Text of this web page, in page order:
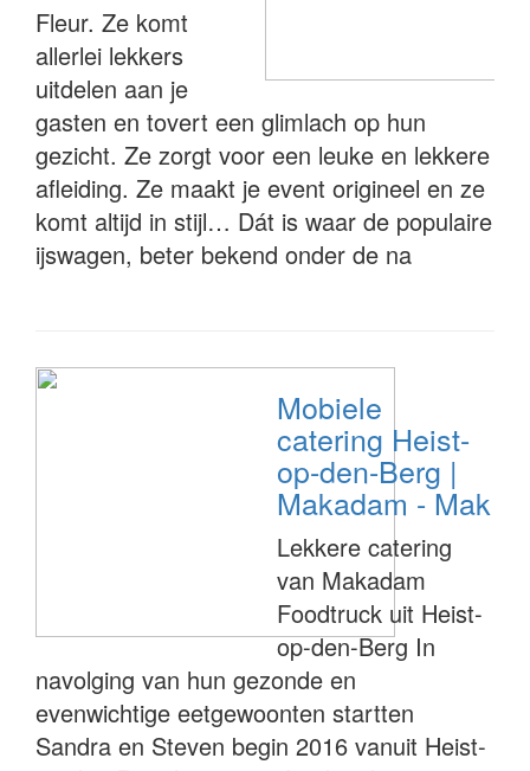
Fleur. Ze komt
allerlei lekkers
uitdelen aan je
gasten en tovert een glimlach op hun
gezicht. Ze zorgt voor een leuke en lekkere
afleiding. Ze maakt je event origineel en ze
komt altijd in stijl… Dát is waar de populaire
ijswagen, beter bekend onder de na
Mobiele
catering Heist-
op-den-Berg |
Makadam - Mak
Lekkere catering
van Makadam
Foodtruck uit Heist-
op-den-Berg In
navolging van hun gezonde en
evenwichtige eetgewoonten startten
Sandra en Steven begin 2016 vanuit Heist-